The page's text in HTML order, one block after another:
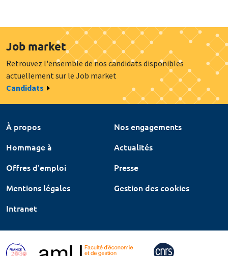
Job market
Retrouvez l'ensemble de nos candidats disponibles
actuellement sur le Job market
Candidats
À propos
Nos engagements
Hommage à
Actualités
Offres d'emploi
Presse
Mentions légales
Gestion des cookies
Intranet